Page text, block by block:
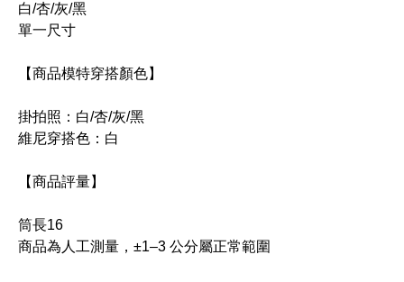
白/杏/灰/黑
單一尺寸
【商品模特穿搭顏色】
掛拍照：白/杏/灰/黑
維尼穿搭色：白
【商品評量】
筒長16
商品為人工測量，±1–3 公分屬正常範圍